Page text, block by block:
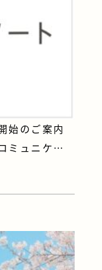
始のご案内
ミュニケー